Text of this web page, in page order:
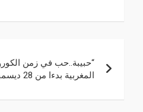
“حبيبة..حب في زمن
المغربية بدءا من 28 ديسمبر